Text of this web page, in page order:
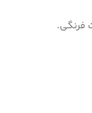
فرنگی.